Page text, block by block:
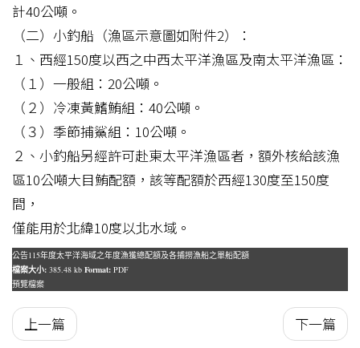
計40公噸。
（二）小釣船（漁區示意圖如附件2）：
１、西經150度以西之中西太平洋漁區及南太平洋漁區：
（１）一般組：20公噸。
（２）冷凍黃鰭鮪組：40公噸。
（３）季節捕鯊組：10公噸。
２、小釣船另經許可赴東太平洋漁區者，額外核給該漁
區10公噸大目鮪配額，該等配額於西經130度至150度
間，
僅能用於北緯10度以北水域。
公告115年度太平洋海域之年度漁獲總配額及各捕撈漁船之單船配額
檔案大小: 385.48 kb Format: PDF
預覽檔案
上一篇 下一篇